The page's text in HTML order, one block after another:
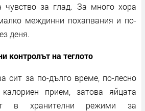
чувство за глад. За много хора
междинни похапвания и по-
деня.
контролът на теглото
сит за по-дълго време, по-лесно
прием, затова яйцата
в хранителни режими за